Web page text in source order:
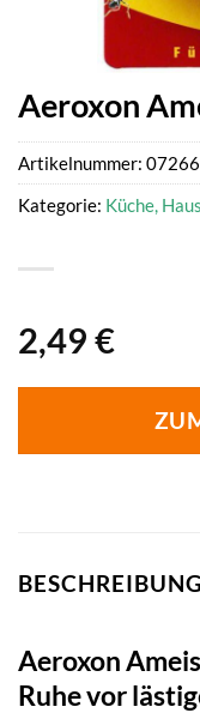
Aeroxon
2,49 €
Artikelnummer:
Kategorie: Küche,
BESCHREIBUNG
Aeroxon
Ruhe vor